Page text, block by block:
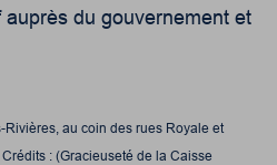
du gouvernement et
Rivières, au coin des rues Royale et
: (Gracieuseté de la Caisse